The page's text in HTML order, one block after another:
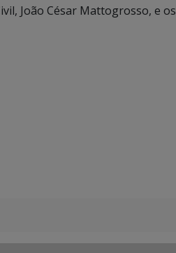
João César Mattogrosso, e os